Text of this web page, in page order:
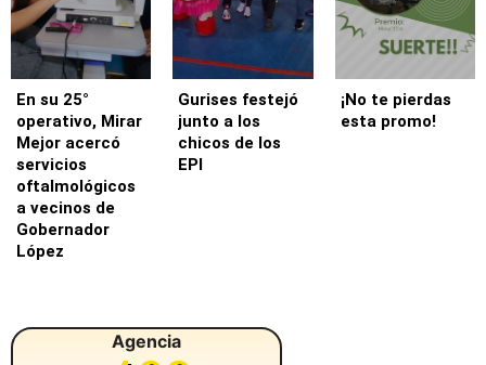
En su 25°
operativo, Mirar
Mejor acercó
servicios
oftalmológicos
a vecinos de
Gobernador
López
Gurises festejó
junto a los
chicos de los
EPI
¡No te pierdas
esta promo!
Agencia